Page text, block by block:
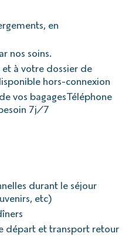
en
nos soins.
et à votre dossier de
hors-connexion
vos bagagesTéléphone
7j/7
durant le séjour
etc)
départ et transport retour